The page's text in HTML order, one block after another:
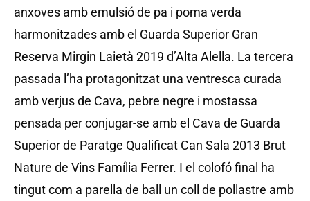
anxoves amb emulsió de pa i poma verda
harmonitzades amb el Guarda Superior Gran
Reserva Mirgin Laietà 2019 d’Alta Alella. La tercera
passada l’ha protagonitzat una ventresca curada
amb verjus de Cava, pebre negre i mostassa
pensada per conjugar-se amb el Cava de Guarda
Superior de Paratge Qualificat Can Sala 2013 Brut
Nature de Vins Família Ferrer. I el colofó final ha
tingut com a parella de ball un coll de pollastre amb